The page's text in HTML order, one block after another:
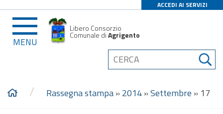
ACCEDI AI SERVIZI
MENU
Libero Consorzio
Comunale diAgrigento
/ Rassegna stampa»2014»Settembre » 17